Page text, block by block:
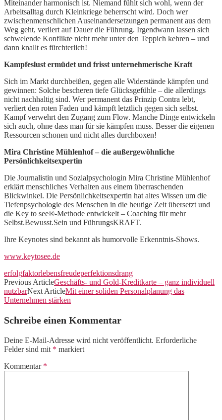
Miteinander harmonisch ist. Niemand fühlt sich wohl, wenn der
Arbeitsalltag durch Kleinkriege beherrscht wird. Doch wer
zwischenmenschlichen Auseinandersetzungen permanent aus dem
Weg geht, verliert auf Dauer die Führung. Irgendwann lassen sich
schwelende Konflikte nicht mehr unter den Teppich kehren – und
dann knallt es fürchterlich!
Kampfeslust ermüdet und frisst unternehmerische Kraft
Sich im Markt durchbeißen, gegen alle Widerstände kämpfen und
gewinnen: Solche bescheren tiefe Glücksgefühle – die allerdings
nicht nachhaltig sind. Wer permanent das Prinzip Contra lebt,
verliert den roten Faden und kämpft letztlich gegen sich selbst.
Kampf verwehrt den Zugang zum Flow. Manche Dinge entwickeln
sich auch, ohne dass man für sie kämpfen muss. Besser die eigenen
Ressourcen schonen und nicht alles durchboxen!
Mira Christine Mühlenhof – die außergewöhnliche
Persönlichkeitsexpertin
Die Journalistin und Sozialpsychologin Mira Christine Mühlenhof
erklärt menschliches Verhalten aus einem überraschenden
Blickwinkel. Die Persönlichkeitsexpertin hat altes Wissen um die
Tiefenpsychologie des Menschen in die heutige Zeit übersetzt und
die Key to see®-Methode entwickelt – Coaching für mehr
Selbst.Bewusst.Sein und FührungsKRAFT.
Ihre Keynotes sind bekannt als humorvolle Erkenntnis-Shows.
www.keytosee.de
erfolgfaktorlebensfreudeperfektionsdrang
Previous ArticleGeschäfts- und Gold-Kreditkarte – ganz individuell
nutzbarNext ArticleMit einer soliden Personalplanung das
Unternehmen stärken
Schreibe einen Kommentar
Deine E-Mail-Adresse wird nicht veröffentlicht. Erforderliche
Felder sind mit * markiert
Kommentar *